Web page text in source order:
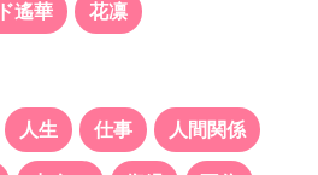
遙華 花凛
人生 仕事 人間関係